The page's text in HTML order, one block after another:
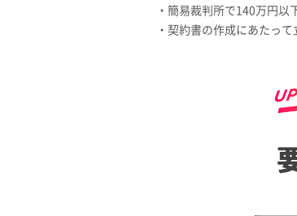
・簡易裁判所で140万円以
・契約書の作成にあたっ